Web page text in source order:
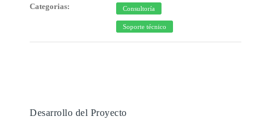
Categorias: Consultoría
Soporte técnico
Desarrollo del Proyecto